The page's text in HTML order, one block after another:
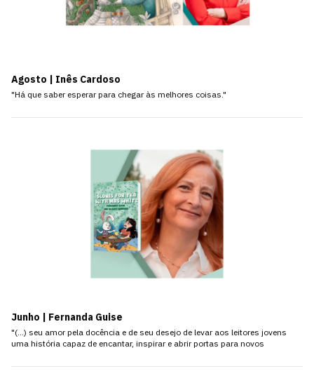
Agosto | Inês Cardoso
"Há que saber esperar para chegar às melhores coisas."
Junho | Fernanda Guise
"(…) seu amor pela docência e de seu desejo de levar aos leitores jovens
uma história capaz de encantar, inspirar e abrir portas para novos